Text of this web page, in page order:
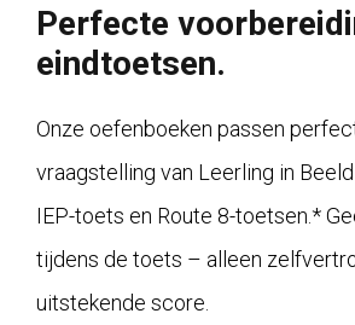
Perfecte
eindtoetsen.
Onze oefenboeken passen
vraagstelling van Leerling in Beeld
IEP-toets en Route 8-toetsen.*
tijdens de toets – alleen
uitstekende score.